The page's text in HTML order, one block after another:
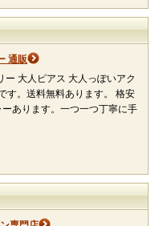
通販
ー 大人ピアス 大人っぽいアク
す。送料無料あります。 格安
あります。一つ一つ丁寧に手